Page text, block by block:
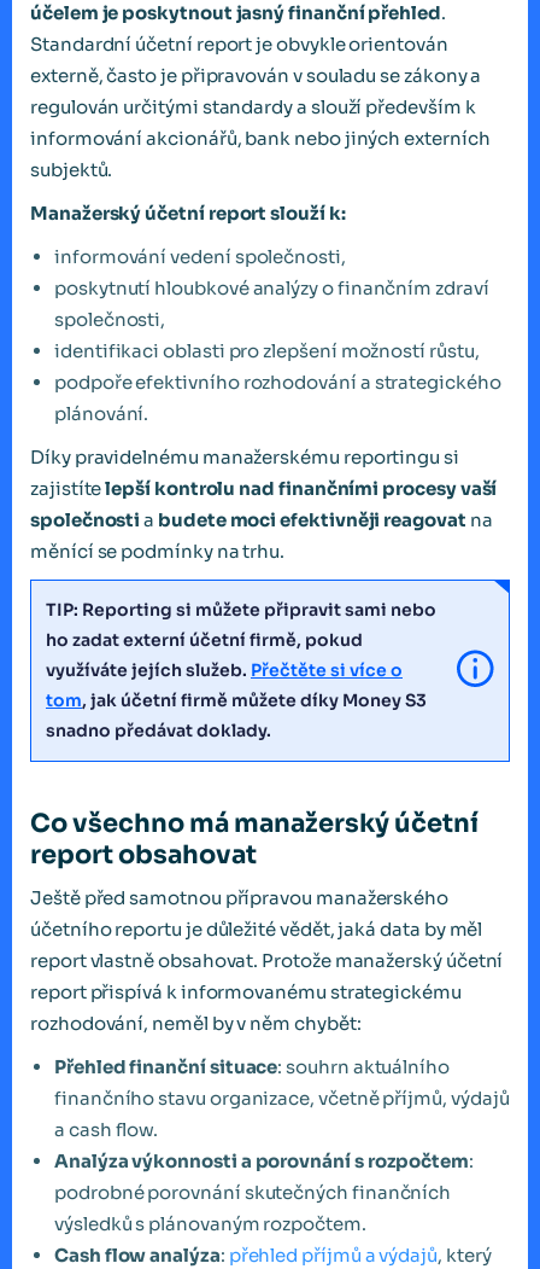
účelem je poskytnout jasný finanční přehled.
Standardní účetní report je obvykle orientován
externě, často je připravován v souladu se zákony a
regulován určitými standardy a slouží především k
informování akcionářů, bank nebo jiných externích
subjektů.
Manažerský účetní report slouží k:
informování vedení společnosti,
poskytnutí hloubkové analýzy o finančním zdraví
společnosti,
identifikaci oblasti pro zlepšení možností růstu,
podpoře efektivního rozhodování a strategického
plánování.
Díky pravidelnému manažerskému reportingu si
zajistítelepší kontrolu nad finančními procesy vaší
společnosti a budete moci efektivněji reagovat na
měnící se podmínky na trhu.
TIP: Reporting si můžete připravit sami nebo
ho zadat externí účetní firmě, pokud
využíváte jejích služeb. Přečtěte si více o
tom, jak účetní firmě můžete díky Money S3
snadno předávat doklady.
Co všechno má manažerský účetní
report obsahovat
Ještě před samotnou přípravou manažerského
účetního reportu je důležité vědět, jaká data by měl
report vlastně obsahovat. Protože manažerský účetní
report přispívá k informovanému strategickému
rozhodování, neměl by v něm chybět:
Přehled finanční situace: souhrn aktuálního
finančního stavu organizace, včetně příjmů, výdajů
a cash flow.
Analýza výkonnosti a porovnání s rozpočtem:
podrobné porovnání skutečných finančních
výsledků s plánovaným rozpočtem.
Cash flow analýza: přehled příjmů a výdajů, který